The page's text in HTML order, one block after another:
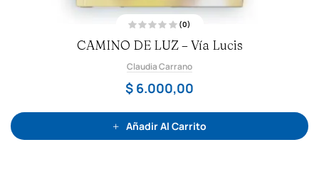
a
l
r
a
d
o
n
0
d
(0)
CAMINO DE LUZ – Vía Lucis
Claudia Carrano
$ 6.000,00
Añadir Al Carrito